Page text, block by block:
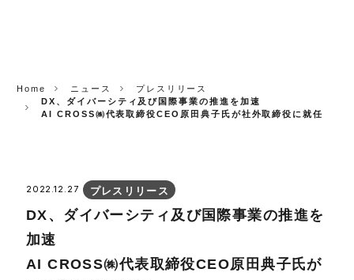
Home ニュース
プレスリリース
DX、ダイバーシティ及び国際事業の推進を加速
AI CROSS㈱代表取締役CEO原田典子氏が社外取締役に就任
2022.12.27 プレスリリース
DX、ダイバーシティ及び国際事業の推進を
加速
AI CROSS㈱代表取締役CEO原田典子氏が